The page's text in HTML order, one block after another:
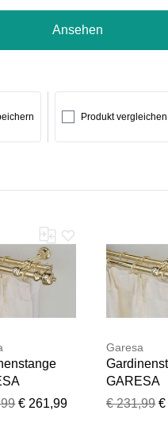
Ansehen
Produkt vergleichen
grau
€ 261,99
Garesa
GARESA
€ 231,99 €